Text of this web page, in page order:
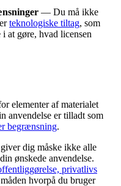
— Du må ikke
teknologiske tiltag, som
at gøre, hvad licensen
elementer af materialet
anvendelse er tilladt som
begrænsning.
dig måske ikke alle
ønskede anvendelse.
privatlivs
hvorpå du bruger